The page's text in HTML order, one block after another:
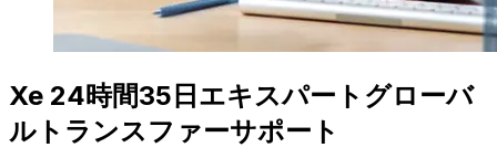
Xe 24時間35日エキスパートグローバ
ルトランスファーサポート